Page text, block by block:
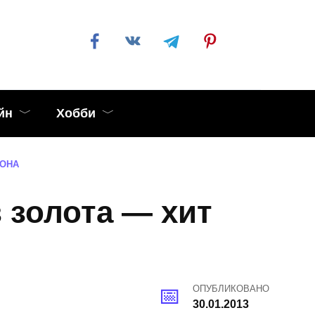
Хобби
— хит
ОПУБЛИКОВАНО
30.01.2013